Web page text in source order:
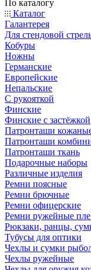
По каталогу
Каталог
Галантерея
Для стендовой
Кобуры
Ножны
Германские
Европейские
Непальские
С рукояткой
Финские
Финские с застёжкой
Патронташи
Патронташи
Патронташи ткань
Подарочные наборы
Различные изделия
Ремни поясные
Ремни брючные
Ремни офицерские
Ремни ружейные
Рюкзаки, ранцы,
Тубусы для оптики
Чехлы и сумки
Чехлы ружейные